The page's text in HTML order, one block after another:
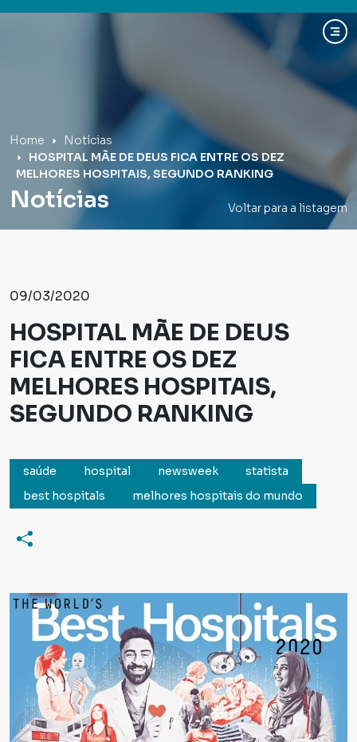
Home
Notícias
HOSPITAL MÃE DE DEUS FICA ENTRE OS DEZ
MELHORES HOSPITAIS, SEGUNDO RANKING
Notícias Voltar para a listagem
09/03/2020
HOSPITAL MÃE DE DEUS
FICA ENTRE OS DEZ
MELHORES HOSPITAIS,
SEGUNDO RANKING
saúde hospital newsweek
statista
best hospitals
melhores hospitais do mundo